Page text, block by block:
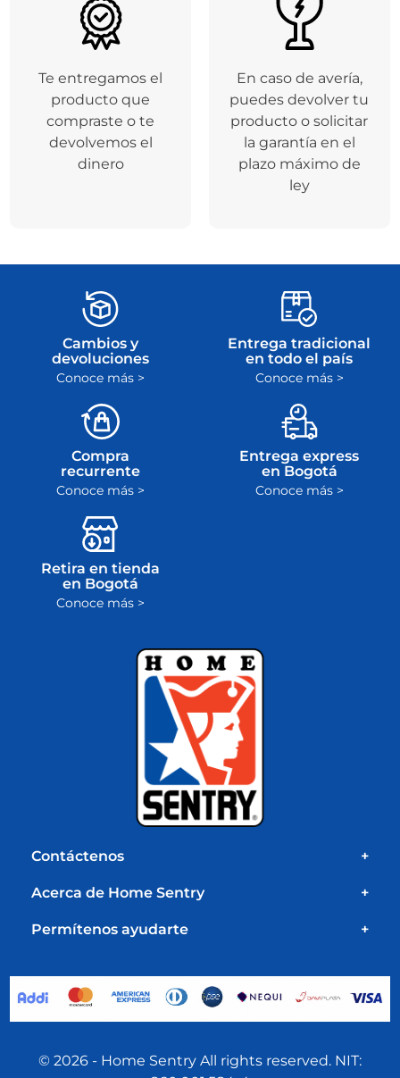
Te entregamos el
producto que
compraste o te
devolvemos el
dinero
En caso de avería,
puedes devolver tu
producto o solicitar
la garantía en el
plazo máximo de
ley
Cambios y
devoluciones
Conoce más >
Entrega tradicional
en todo el país
Conoce más >
Compra
recurrente
Conoce más >
Entrega express
en Bogotá
Conoce más >
Retira en tienda
en Bogotá
Conoce más >
Contáctenos +
Acerca de Home Sentry +
Permítenos ayudarte +
© 2026 - Home Sentry All rights reserved. NIT: